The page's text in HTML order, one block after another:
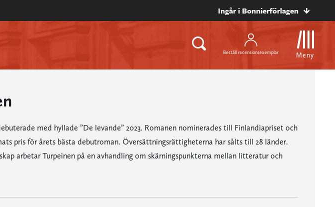
Ingår i Bonnierförlagen
Beställ recensionsexemplar Meny
med hyllade ”De levande” 2023. Romanen nominerades till Finlandiapriset och
pris för årets bästa debutroman. Översättningsrättigheterna har sålts till 28 länder.
arbetar Turpeinen på en avhandling om skärningspunkterna mellan litteratur och